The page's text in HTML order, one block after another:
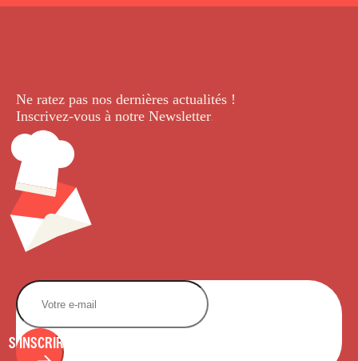
Ne ratez pas nos dernières actualités !
Inscrivez-vous à notre Newsletter.
S'INSCRIRE